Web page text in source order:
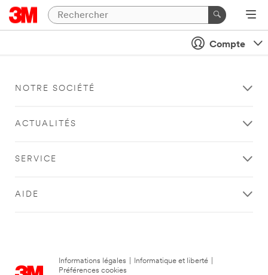
Compte
NOTRE SOCIÉTÉ
ACTUALITÉS
SERVICE
AIDE
Informations légales Informatique et liberté
Préférences cookies